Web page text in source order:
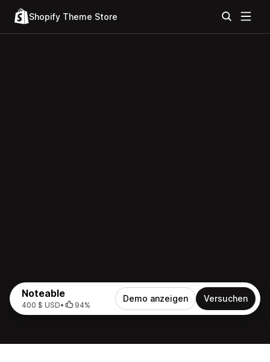
Shopify Theme Store
Noteable
400 $ USD• 94%
Demo anzeigen Versuchen